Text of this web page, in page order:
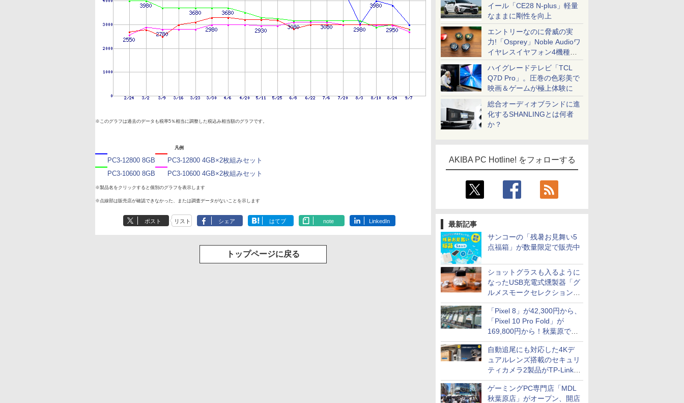
イール「CE28 N-plus」軽量
なままに剛性を向上
エントリーなのに脅威の実
力!「Osprey」Noble Audioワ
イヤレスイヤフォン4機種を
一気に聴く
ハイグレードテレビ「TCL
Q7D Pro」。圧巻の色彩美で
映画＆ゲームが極上体験に
総合オーディオブランドに進
化するSHANLINGとは何者
か？
AKIBA PC Hotline! をフォローする
最新記事
サンコーの「残暑お見舞い5
点福箱」が数量限定で販売中
ショットグラスも入るように
なったUSB充電式燻製器「グ
ルメスモークセレクション
2」がサンコーから
「Pixel 8」が42,300円から、
「Pixel 10 Pro Fold」が
169,800円から！秋葉原で中
古のPixelシリーズがお買い得
自動追尾にも対応した4Kデ
ュアルレンズ搭載のセキュリ
ティカメラ2製品がTP-Linkか
ら
ゲーミングPC専門店「MDL
秋葉原店」がオープン、開店
※このグラフは過去のデータも税率5％相当に調整した税込み相当額のグラフです。
凡例
PC3-12800 8GB
PC3-12800 4GB×2枚組みセット
PC3-10600 8GB
PC3-10600 4GB×2枚組みセット
※製品名をクリックすると個別のグラフを表示します
※点線部は販売店が確認できなかった、または調査データがないことを示します
ポスト リスト シェア はてブ note LinkedIn
トップページに戻る